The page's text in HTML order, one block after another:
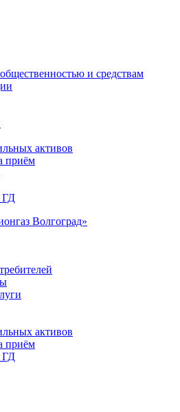
и средствам
активов
приём
ГД
активов
приём
ГД